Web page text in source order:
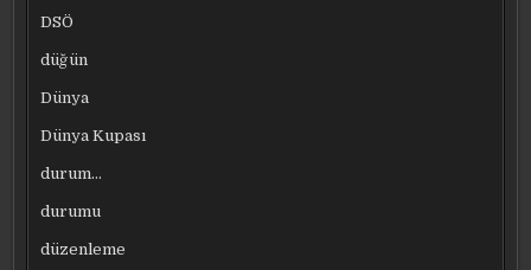
DSÖ
düğün
Dünya
Dünya Kupası
durum…
durumu
düzenleme